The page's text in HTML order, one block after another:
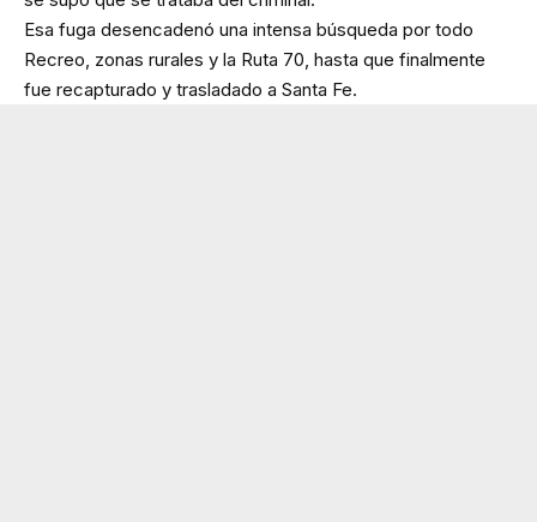
Esa fuga desencadenó una intensa búsqueda por todo
Recreo, zonas rurales y la Ruta 70, hasta que finalmente
fue recapturado y trasladado a Santa Fe.